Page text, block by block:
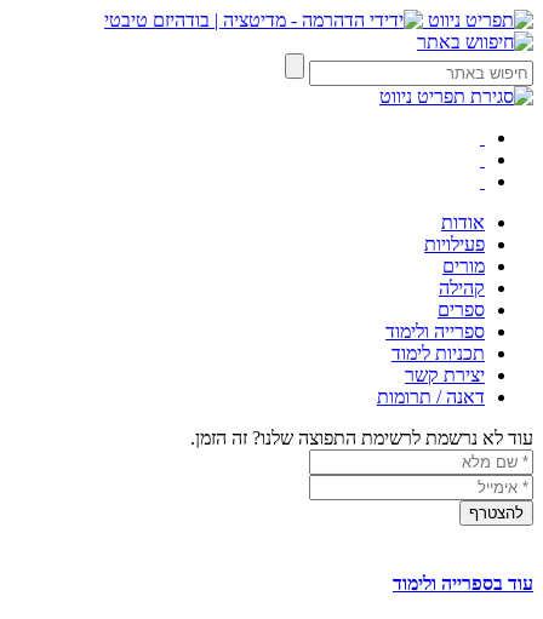
אודות
פעילויות
מורים
קהילה
ספרים
ספרייה ולימוד
תכניות לימוד
יצירת קשר
דאנה / תרומות
עוד לא נרשמת לרשימת התפוצה שלנו? זה הזמן.
עוד בספרייה ולימוד